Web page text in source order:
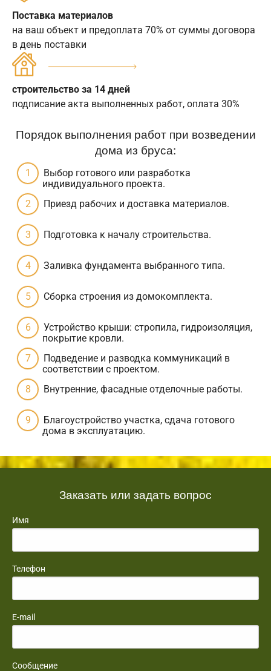
Поставка материалов
на ваш объект и предоплата 70% от суммы договора
в день поставки
строительство за 14 дней
подписание акта выполненных работ, оплата 30%
Порядок выполнения работ при возведении
дома из бруса:
Выбор готового или разработка
индивидуального проекта.
Приезд рабочих и доставка материалов.
Подготовка к началу строительства.
Заливка фундамента выбранного типа.
Сборка строения из домокомплекта.
Устройство крыши: стропила, гидроизоляция,
покрытие кровли.
Подведение и разводка коммуникаций в
соответствии с проектом.
Внутренние, фасадные отделочные работы.
Благоустройство участка, сдача готового
дома в эксплуатацию.
Заказать или задать вопрос
Имя
Телефон
E-mail
Сообщение